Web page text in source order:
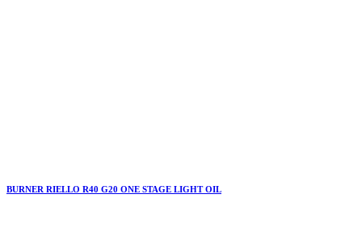
BURNER RIELLO R40 G20 ONE STAGE LIGHT OIL